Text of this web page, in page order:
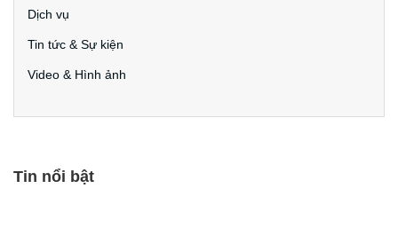
Dịch vụ
Tin tức & Sự kiện
Video & Hình ảnh
Tin nổi bật